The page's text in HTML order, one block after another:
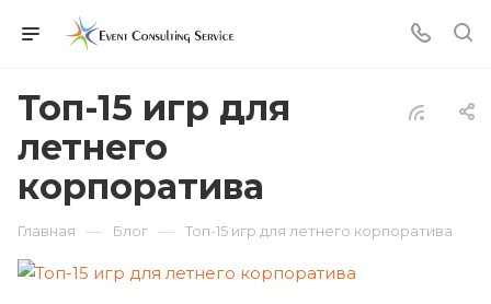
Топ-15 игр для
летнего
корпоратива
Главная — Блог — Топ-15 игр для летнего корпоратива